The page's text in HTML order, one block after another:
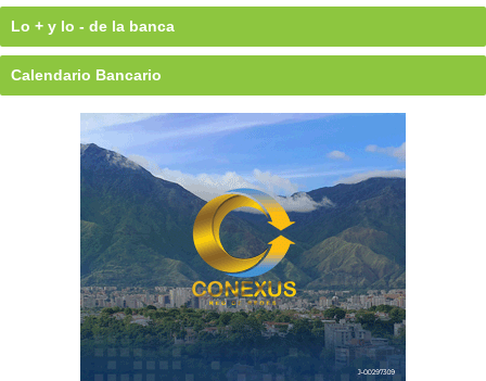
Lo + y lo - de la banca
Calendario Bancario